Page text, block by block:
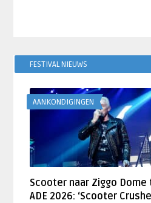
FESTIVAL NIEUWS
AANKONDIGINGEN
Scooter naar Ziggo Dome
ADE 2026: ‘Scooter